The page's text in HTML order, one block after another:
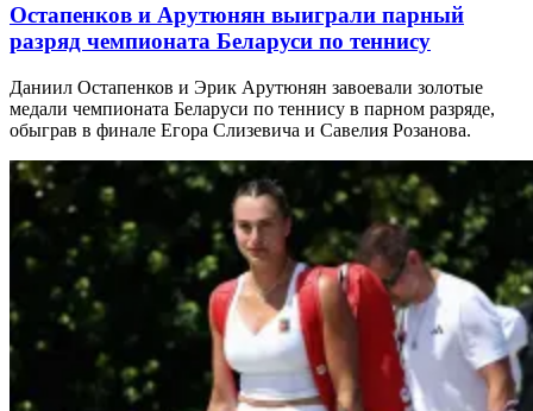
Остапенков и Арутюнян выиграли парный
разряд чемпионата Беларуси по теннису
Даниил Остапенков и Эрик Арутюнян завоевали золотые
медали чемпионата Беларуси по теннису в парном разряде,
обыграв в финале Егора Слизевича и Савелия Розанова.